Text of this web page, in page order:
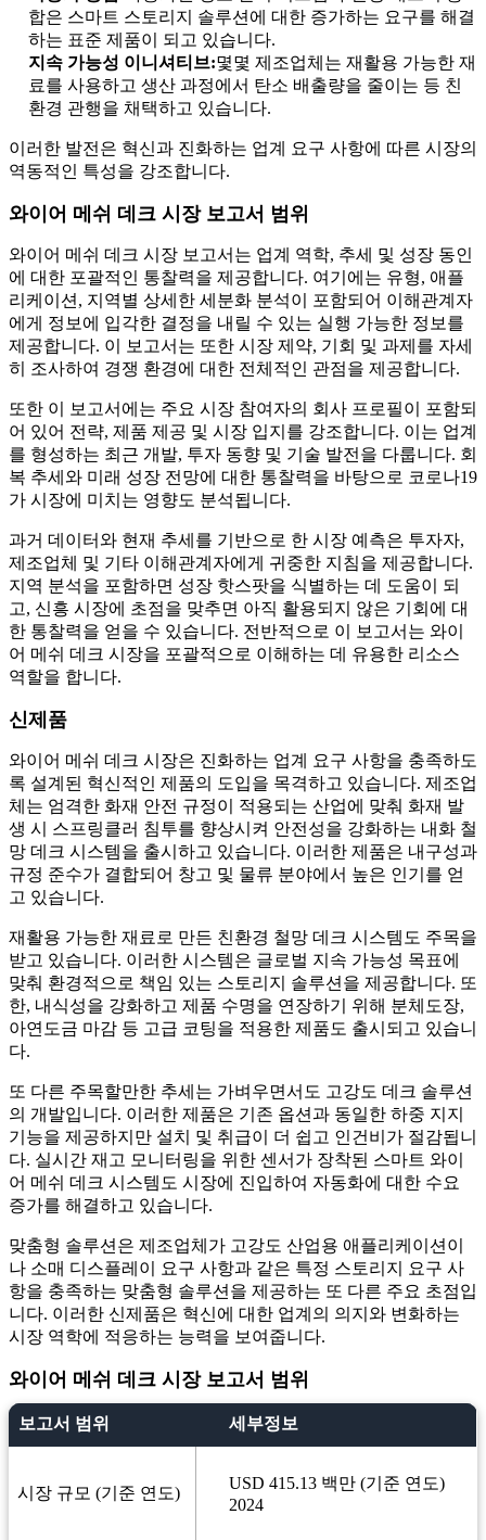
합은 스마트 스토리지 솔루션에 대한 증가하는 요구를 해결
하는 표준 제품이 되고 있습니다.
지속 가능성 이니셔티브:몇몇 제조업체는 재활용 가능한 재
료를 사용하고 생산 과정에서 탄소 배출량을 줄이는 등 친
환경 관행을 채택하고 있습니다.
이러한 발전은 혁신과 진화하는 업계 요구 사항에 따른 시장의
역동적인 특성을 강조합니다.
와이어 메쉬 데크 시장 보고서 범위
와이어 메쉬 데크 시장 보고서는 업계 역학, 추세 및 성장 동인
에 대한 포괄적인 통찰력을 제공합니다. 여기에는 유형, 애플
리케이션, 지역별 상세한 세분화 분석이 포함되어 이해관계자
에게 정보에 입각한 결정을 내릴 수 있는 실행 가능한 정보를
제공합니다. 이 보고서는 또한 시장 제약, 기회 및 과제를 자세
히 조사하여 경쟁 환경에 대한 전체적인 관점을 제공합니다.
또한 이 보고서에는 주요 시장 참여자의 회사 프로필이 포함되
어 있어 전략, 제품 제공 및 시장 입지를 강조합니다. 이는 업계
를 형성하는 최근 개발, 투자 동향 및 기술 발전을 다룹니다. 회
복 추세와 미래 성장 전망에 대한 통찰력을 바탕으로 코로나19
가 시장에 미치는 영향도 분석됩니다.
과거 데이터와 현재 추세를 기반으로 한 시장 예측은 투자자,
제조업체 및 기타 이해관계자에게 귀중한 지침을 제공합니다.
지역 분석을 포함하면 성장 핫스팟을 식별하는 데 도움이 되
고, 신흥 시장에 초점을 맞추면 아직 활용되지 않은 기회에 대
한 통찰력을 얻을 수 있습니다. 전반적으로 이 보고서는 와이
어 메쉬 데크 시장을 포괄적으로 이해하는 데 유용한 리소스
역할을 합니다.
신제품
와이어 메쉬 데크 시장은 진화하는 업계 요구 사항을 충족하도
록 설계된 혁신적인 제품의 도입을 목격하고 있습니다. 제조업
체는 엄격한 화재 안전 규정이 적용되는 산업에 맞춰 화재 발
생 시 스프링클러 침투를 향상시켜 안전성을 강화하는 내화 철
망 데크 시스템을 출시하고 있습니다. 이러한 제품은 내구성과
규정 준수가 결합되어 창고 및 물류 분야에서 높은 인기를 얻
고 있습니다.
재활용 가능한 재료로 만든 친환경 철망 데크 시스템도 주목을
받고 있습니다. 이러한 시스템은 글로벌 지속 가능성 목표에
맞춰 환경적으로 책임 있는 스토리지 솔루션을 제공합니다. 또
한, 내식성을 강화하고 제품 수명을 연장하기 위해 분체도장,
아연도금 마감 등 고급 코팅을 적용한 제품도 출시되고 있습니
다.
또 다른 주목할만한 추세는 가벼우면서도 고강도 데크 솔루션
의 개발입니다. 이러한 제품은 기존 옵션과 동일한 하중 지지
기능을 제공하지만 설치 및 취급이 더 쉽고 인건비가 절감됩니
다. 실시간 재고 모니터링을 위한 센서가 장착된 스마트 와이
어 메쉬 데크 시스템도 시장에 진입하여 자동화에 대한 수요
증가를 해결하고 있습니다.
맞춤형 솔루션은 제조업체가 고강도 산업용 애플리케이션이
나 소매 디스플레이 요구 사항과 같은 특정 스토리지 요구 사
항을 충족하는 맞춤형 솔루션을 제공하는 또 다른 주요 초점입
니다. 이러한 신제품은 혁신에 대한 업계의 의지와 변화하는
시장 역학에 적응하는 능력을 보여줍니다.
와이어 메쉬 데크 시장 보고서 범위
보고서 범위 세부정보
시장 규모 (기준 연도)
USD 415.13 백만 (기준 연도)
2024